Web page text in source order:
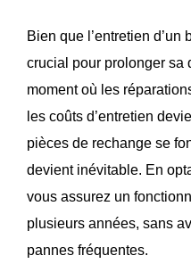
Bien que l’entretien
crucial pour prolonger sa
moment où les
les coûts d’entretien
pièces de rechange se
devient inévitable. En
vous assurez un
plusieurs années, sans
pannes fréquentes.